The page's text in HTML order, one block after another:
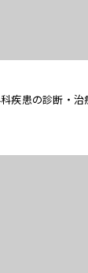
疾患の診断・